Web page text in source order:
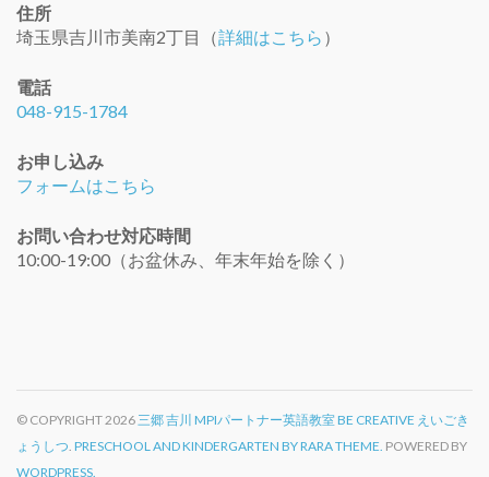
住所
埼玉県吉川市美南2丁目（詳細はこちら ）
電話
048-915-1784
お申し込み
フォームはこちら
お問い合わせ対応時間
10:00-19:00（お盆休み、年末年始を除く）
© COPYRIGHT 2026 三郷 吉川 MPIパートナー英語教室 BE CREATIVE えいごき
ょうしつ PRESCHOOL AND KINDERGARTEN BY RARA THEME. POWERED BY
WORDPRESS.